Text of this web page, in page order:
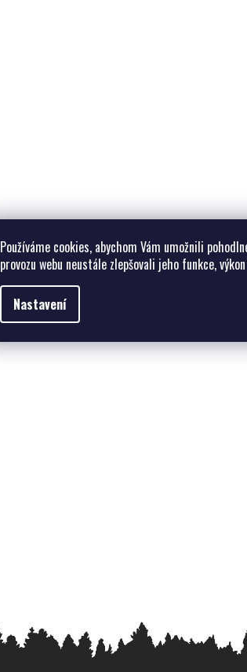
Používáme cookies, abychom Vám umožnili
provozu webu neustále zlepšovali jeho funkce,
Nastavení